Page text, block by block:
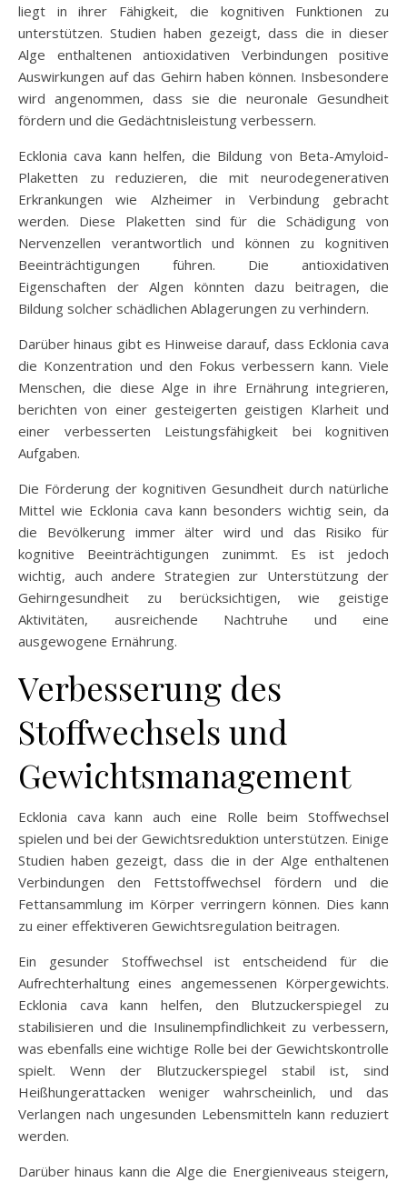
liegt in ihrer Fähigkeit, die kognitiven Funktionen zu
unterstützen. Studien haben gezeigt, dass die in dieser
Alge enthaltenen antioxidativen Verbindungen positive
Auswirkungen auf das Gehirn haben können. Insbesondere
wird angenommen, dass sie die neuronale Gesundheit
fördern und die Gedächtnisleistung verbessern.
Ecklonia cava kann helfen, die Bildung von Beta-Amyloid-
Plaketten zu reduzieren, die mit neurodegenerativen
Erkrankungen wie Alzheimer in Verbindung gebracht
werden. Diese Plaketten sind für die Schädigung von
Nervenzellen verantwortlich und können zu kognitiven
Beeinträchtigungen führen. Die antioxidativen
Eigenschaften der Algen könnten dazu beitragen, die
Bildung solcher schädlichen Ablagerungen zu verhindern.
Darüber hinaus gibt es Hinweise darauf, dass Ecklonia cava
die Konzentration und den Fokus verbessern kann. Viele
Menschen, die diese Alge in ihre Ernährung integrieren,
berichten von einer gesteigerten geistigen Klarheit und
einer verbesserten Leistungsfähigkeit bei kognitiven
Aufgaben.
Die Förderung der kognitiven Gesundheit durch natürliche
Mittel wie Ecklonia cava kann besonders wichtig sein, da
die Bevölkerung immer älter wird und das Risiko für
kognitive Beeinträchtigungen zunimmt. Es ist jedoch
wichtig, auch andere Strategien zur Unterstützung der
Gehirngesundheit zu berücksichtigen, wie geistige
Aktivitäten, ausreichende Nachtruhe und eine
ausgewogene Ernährung.
Verbesserung des
Stoffwechsels und
Gewichtsmanagement
Ecklonia cava kann auch eine Rolle beim Stoffwechsel
spielen und bei der Gewichtsreduktion unterstützen. Einige
Studien haben gezeigt, dass die in der Alge enthaltenen
Verbindungen den Fettstoffwechsel fördern und die
Fettansammlung im Körper verringern können. Dies kann
zu einer effektiveren Gewichtsregulation beitragen.
Ein gesunder Stoffwechsel ist entscheidend für die
Aufrechterhaltung eines angemessenen Körpergewichts.
Ecklonia cava kann helfen, den Blutzuckerspiegel zu
stabilisieren und die Insulinempfindlichkeit zu verbessern,
was ebenfalls eine wichtige Rolle bei der Gewichtskontrolle
spielt. Wenn der Blutzuckerspiegel stabil ist, sind
Heißhungerattacken weniger wahrscheinlich, und das
Verlangen nach ungesunden Lebensmitteln kann reduziert
werden.
Darüber hinaus kann die Alge die Energieniveaus steigern,